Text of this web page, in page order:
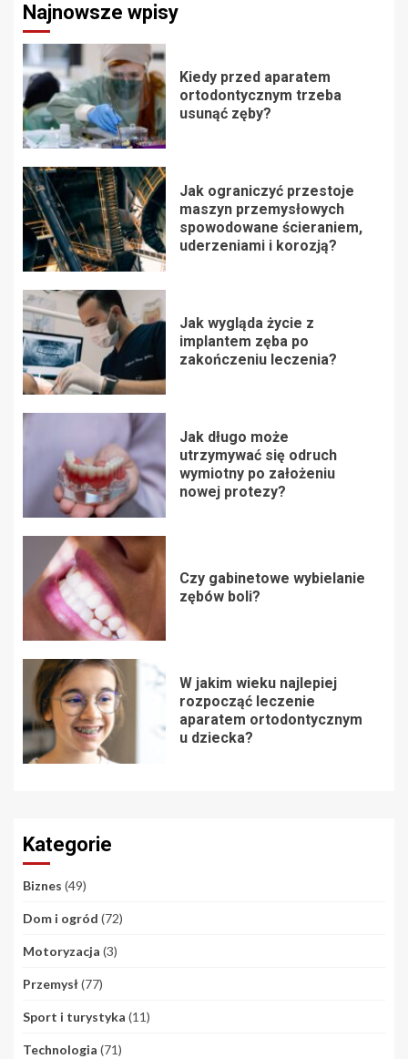
Najnowsze wpisy
Kiedy przed aparatem
ortodontycznym trzeba
usunąć zęby?
Jak ograniczyć przestoje
maszyn przemysłowych
spowodowane ścieraniem,
uderzeniami i korozją?
Jak wygląda życie z
implantem zęba po
zakończeniu leczenia?
Jak długo może
utrzymywać się odruch
wymiotny po założeniu
nowej protezy?
Czy gabinetowe wybielanie
zębów boli?
W jakim wieku najlepiej
rozpocząć leczenie
aparatem ortodontycznym
u dziecka?
Kategorie
Biznes (49)
Dom i ogród (72)
Motoryzacja (3)
Przemysł(77)
Sport i turystyka (11)
Technologia (71)